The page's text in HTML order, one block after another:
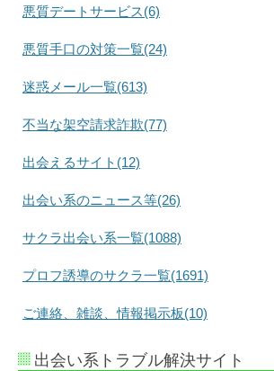
悪質デートサービス(6)
悪質手口の対策一覧(24)
迷惑メール一覧(613)
不当な架空請求詐欺(77)
出会えるサイト(12)
出会い系のニュース等(26)
サクラ出会い系一覧(1088)
プロフ誘導のサクラ一覧(1691)
ご連絡、雑談、情報掲示板(10)
出会い系トラブル解決サイト